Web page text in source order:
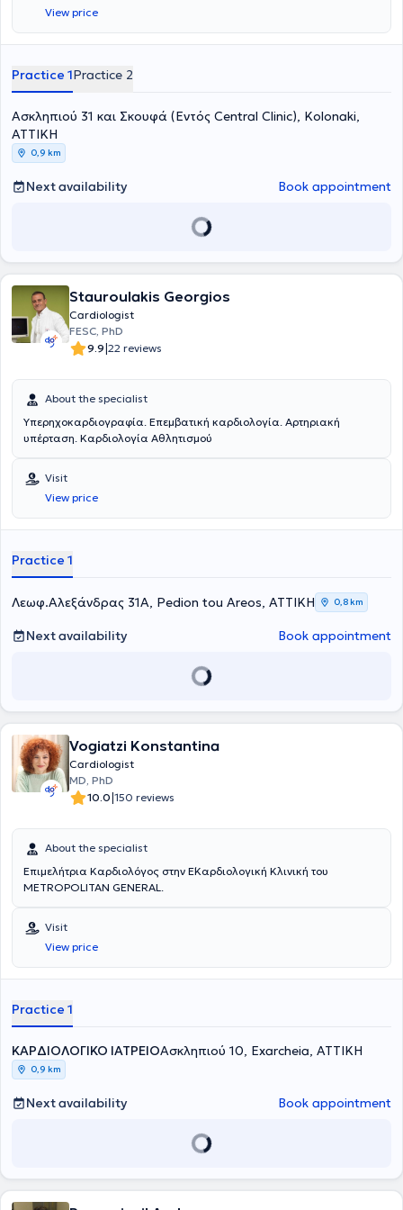
View price
Practice 1Practice 2
Ασκληπιού 31 και Σκουφά (Εντός Central Clinic), Kolonaki,
ΑΤΤΙΚΗ
0,9 km
Next availability Book appointment
Stauroulakis Georgios
Cardiologist
FESC, PhD
9.9|22 reviews
About the specialist
Υπερηχοκαρδιογραφία. Επεμβατική καρδιολογία. Αρτηριακή
υπέρταση. Καρδιολογία Αθλητισμού
Visit
View price
Practice 1
Λεωφ.Αλεξάνδρας 31Α, Pedion tou Areos, ΑΤΤΙΚΗ 0,8 km
Next availability Book appointment
Vogiatzi Konstantina
Cardiologist
MD, PhD
10.0|150 reviews
About the specialist
Επιμελήτρια Καρδιολόγος στην Ε΄Καρδιολογική Κλινική του
METROPOLITAN GENERAL.
Visit
View price
Practice 1
ΚΑΡΔΙΟΛΟΓΙΚΟ ΙΑΤΡΕΙΟΑσκληπιού 10, Exarcheia, ΑΤΤΙΚΗ
0,9 km
Next availability Book appointment